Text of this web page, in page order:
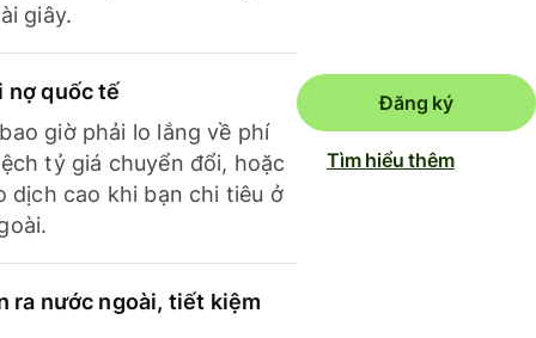
giây.
nợ quốc tế
giờ phải lo lắng về phí
tỷ giá chuyển đổi, hoặc
dịch cao khi bạn chi tiêu ở
ra nước ngoài, tiết kiệm
Đăng ký
Tìm hiểu thêm